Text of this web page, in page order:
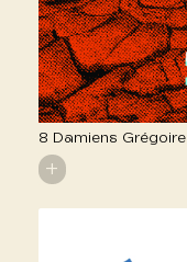
8 Damiens Grégoire
+